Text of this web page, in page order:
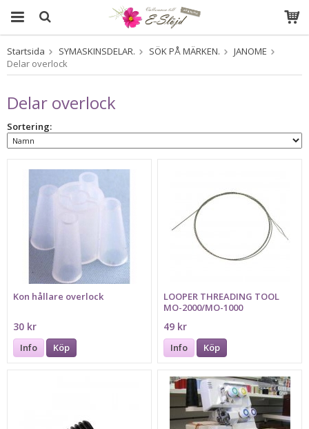
Startsida SYMASKINSDELAR. SÖK PÅ MÄRKEN.
JANOME
Delar overlock
Delar overlock
Sortering:
Kon hållare overlock
30 kr
Info Köp
LOOPER THREADING TOOL
MO-2000/MO-1000
49 kr
Info Köp